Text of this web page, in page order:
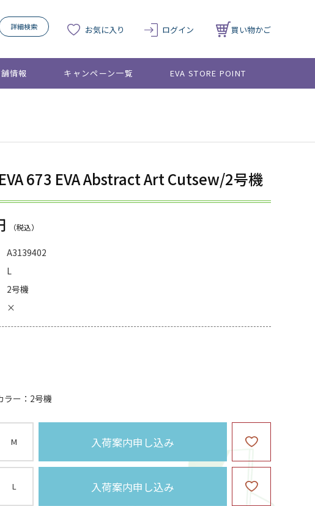
詳細検索 お気に入り ログイン 買い物かご
情報 キャンペーン一覧 EVA STORE POINT
673 EVA Abstract Art Cutsew/2号機
A3139402
L
2号機
×
ラー：2号機
M 入荷案内申し込み
L 入荷案内申し込み